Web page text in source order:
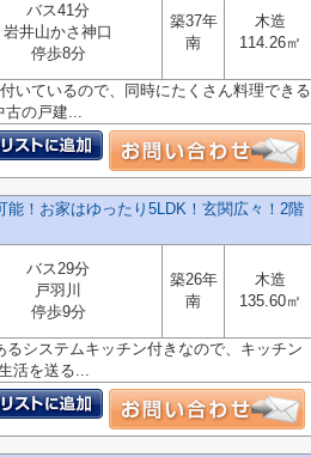
バス41分
岩井山かさ神口
停歩8分
築37年
南
木造
114.26㎡
いているので、同時にたくさん料理できる
古の戸建...
！お家はゆったり5LDK！玄関広々！2階
バス29分
戸羽川
停歩9分
築26年
南
木造
135.60㎡
システムキッチン付きなので、キッチン
活を送る...